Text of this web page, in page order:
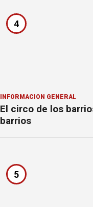
4
INFORMACION GENERAL
El circo de los
barrios
5